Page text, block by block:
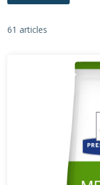
61 articles